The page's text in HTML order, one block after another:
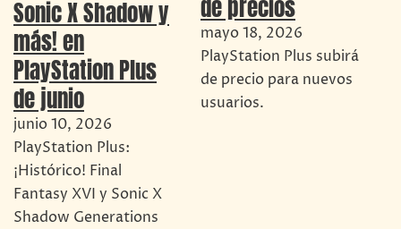
Sonic X Shadow y
más! en
PlayStation Plus
de junio
junio 10, 2026
PlayStation Plus:
¡Histórico! Final
Fantasy XVI y Sonic X
Shadow Generations
de precios
mayo 18, 2026
PlayStation Plus subirá
de precio para nuevos
usuarios.